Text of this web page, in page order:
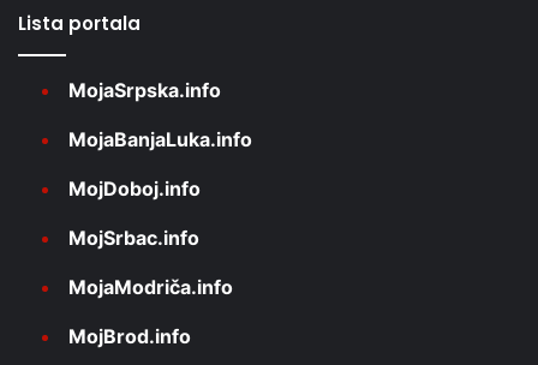
Lista portala
MojaSrpska.info
MojaBanjaLuka.info
MojDoboj.info
MojSrbac.info
MojaModriča.info
MojBrod.info